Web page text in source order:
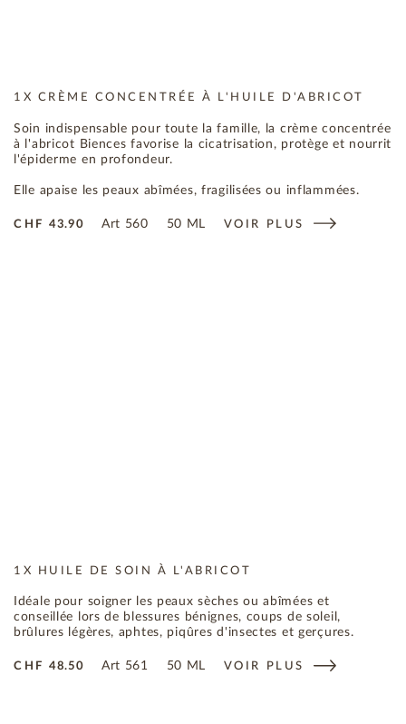
1X CRÈME CONCENTRÉE À L'HUILE D'ABRICOT
Soin indispensable pour toute la famille, la crème concentrée
à l'abricot Biences favorise la cicatrisation, protège et nourrit
l'épiderme en profondeur.
Elle apaise les peaux abîmées, fragilisées ou inflammées.
CHF43.90 Art 560 50 ML VOIR PLUS
1X HUILE DE SOIN À L'ABRICOT
Idéale pour soigner les peaux sèches ou abîmées et
conseillée lors de blessures bénignes, coups de soleil,
brûlures légères, aphtes, piqûres d'insectes et gerçures.
CHF48.50 Art 561 50 ML VOIR PLUS